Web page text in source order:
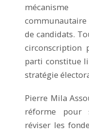
de candidats.
circonscription
parti constitue
stratégie
Pierre Mila
réforme pour
réviser les